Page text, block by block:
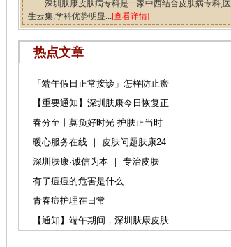
深圳肤康皮肤病专科是一家中西结合皮肤病专科,医
生云集,学科优势明显...[查看详情]
热点文章
「端午假日正常接诊」怎样防止瘢
【重要通知】深圳肤康今日恢复正
春分至丨莫负好时光 护肤正当时
暖心服务在线 ｜ 皮肤问题肤康24
深圳肤康·诚信为本 ｜ 专治皮肤
有了痘痘的危害是什么
青春痘护理在日常
【通知】端午期间，深圳肤康皮肤